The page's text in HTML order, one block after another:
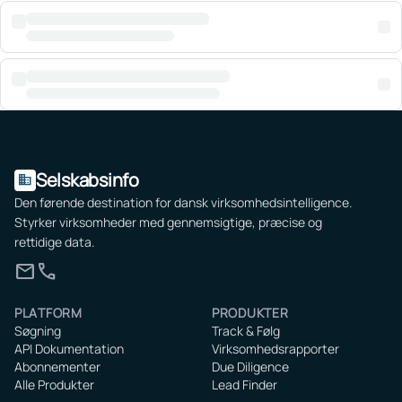
domain Selskabsinfo
Den førende destination for dansk virksomhedsintelligence.
Styrker virksomheder med gennemsigtige, præcise og
rettidige data.
mailcall
PLATFORM
Søgning
API Dokumentation
Abonnementer
Alle Produkter
PRODUKTER
Track & Følg
Virksomhedsrapporter
Due Diligence
Lead Finder